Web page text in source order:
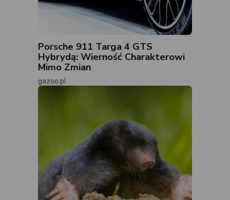
Porsche 911 Targa 4 GTS
Hybrydą: Wierność Charakterowi
Mimo Zmian
gazoo.pl